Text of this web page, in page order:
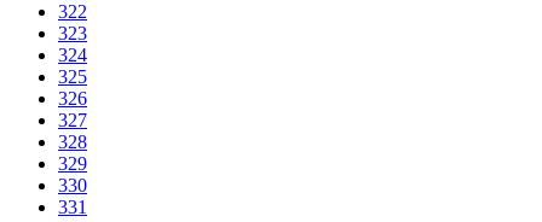
322
323
324
325
326
327
328
329
330
331